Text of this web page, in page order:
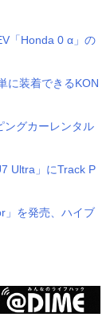
「Honda 0 α」の
に装着できるKON
ングカーレンタル
Ultra」にTrack P
」を発売、ハイブ